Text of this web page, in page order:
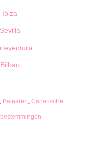
Ibiza
, Balearen, Canarische